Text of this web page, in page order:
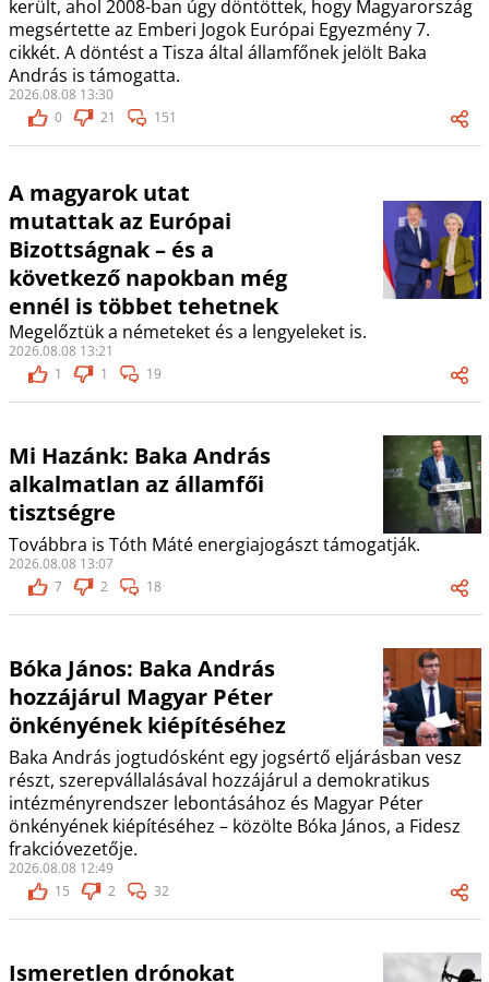
került, ahol 2008-ban úgy döntöttek, hogy Magyarország
megsértette az Emberi Jogok Európai Egyezmény 7.
cikkét. A döntést a Tisza által államfőnek jelölt Baka
András is támogatta.
2026.08.08 13:30
0
21 151
A magyarok utat
mutattak az Európai
Bizottságnak – és a
következő napokban még
ennél is többet tehetnek
Megelőztük a németeket és a lengyeleket is.
2026.08.08 13:21
1
1 19
Mi Hazánk: Baka András
alkalmatlan az államfői
tisztségre
Továbbra is Tóth Máté energiajogászt támogatják.
2026.08.08 13:07
7
2 18
Bóka János: Baka András
hozzájárul Magyar Péter
önkényének kiépítéséhez
Baka András jogtudósként egy jogsértő eljárásban vesz
részt, szerepvállalásával hozzájárul a demokratikus
intézményrendszer lebontásához és Magyar Péter
önkényének kiépítéséhez – közölte Bóka János, a Fidesz
frakcióvezetője.
2026.08.08 12:49
15
2 32
Ismeretlen drónokat